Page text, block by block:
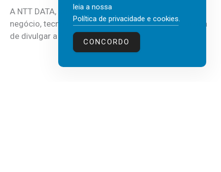
A NTT DATA, consultora global em serviços de
negócio, tecnologia e inteligência artificial (IA), acaba
de divulgar a mais recente...
leia a nossa
Política de privacidade e cookies.
CONCORDO